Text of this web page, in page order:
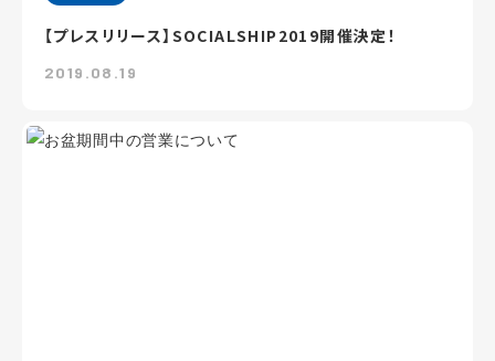
【プレスリリース】SOCIALSHIP2019開催決定！
2019.08.19